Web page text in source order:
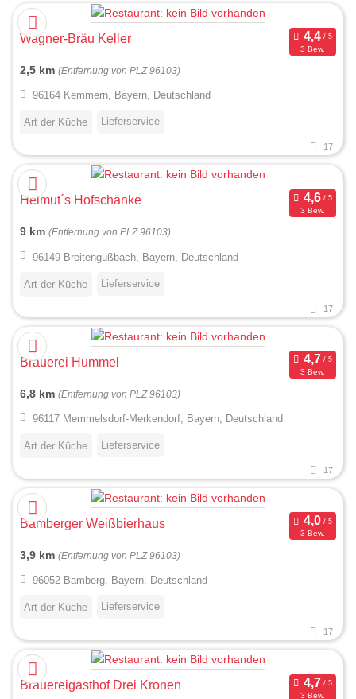
Wagner-Bräu Keller
3 Bew.
2,5 km (Entfernung von PLZ 96103)
96164 Kemmern, Bayern, Deutschland
Art der Küche Lieferservice
17
Helmut´s Hofschänke
3 Bew.
9 km (Entfernung von PLZ 96103)
96149 Breitengüßbach, Bayern, Deutschland
Art der Küche Lieferservice
17
Brauerei Hummel
3 Bew.
6,8 km (Entfernung von PLZ 96103)
96117 Memmelsdorf-Merkendorf, Bayern, Deutschland
Art der Küche Lieferservice
17
Bamberger Weißbierhaus
3 Bew.
3,9 km (Entfernung von PLZ 96103)
96052 Bamberg, Bayern, Deutschland
Art der Küche Lieferservice
17
Brauereigasthof Drei Kronen
3 Bew.